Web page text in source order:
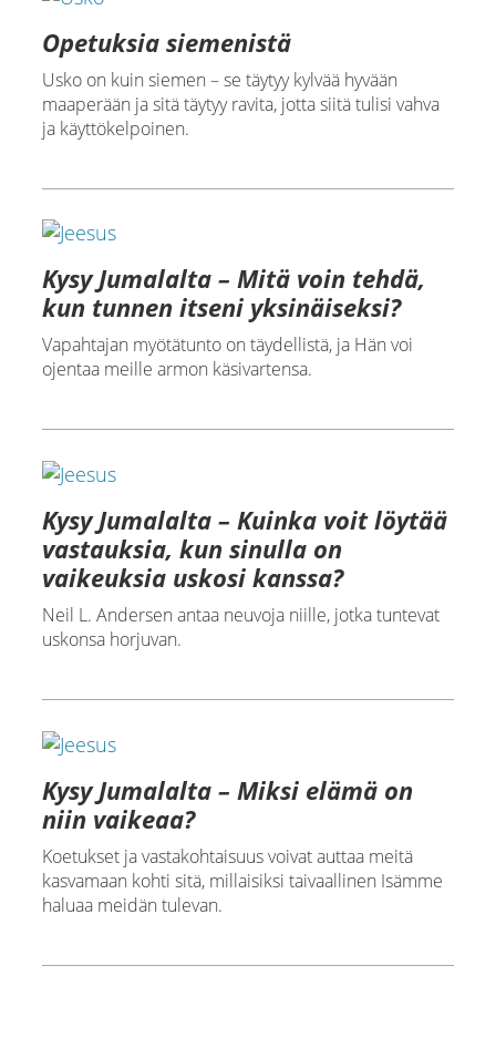
Opetuksia siemenistä
Usko on kuin siemen – se täytyy kylvää hyvään
maaperään ja sitä täytyy ravita, jotta siitä tulisi vahva
ja käyttökelpoinen.
Kysy Jumalalta – Mitä voin tehdä,
kun tunnen itseni yksinäiseksi?
Vapahtajan myötätunto on täydellistä, ja Hän voi
ojentaa meille armon käsivartensa.
Kysy Jumalalta – Kuinka voit löytää
vastauksia, kun sinulla on
vaikeuksia uskosi kanssa?
Neil L. Andersen antaa neuvoja niille, jotka tuntevat
uskonsa horjuvan.
Kysy Jumalalta – Miksi elämä on
niin vaikeaa?
Koetukset ja vastakohtaisuus voivat auttaa meitä
kasvamaan kohti sitä, millaisiksi taivaallinen Isämme
haluaa meidän tulevan.